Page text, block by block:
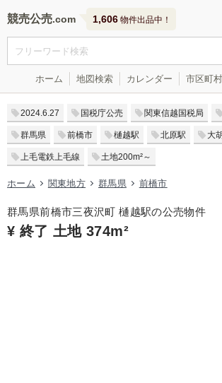
競売公売 1,606 物件出品中！
ホーム 地図検索 カレンダー 市区町村
2024.6.27 国税庁公売 関東信越国税局
群馬県 前橋市 樋越駅 北原駅 大
上毛電鉄上毛線 土地200m²～
ホーム 関東地方 群馬県 前橋市
群馬県前橋市三夜沢町 樋越駅の公売物件
¥ 終了 土地 374m²